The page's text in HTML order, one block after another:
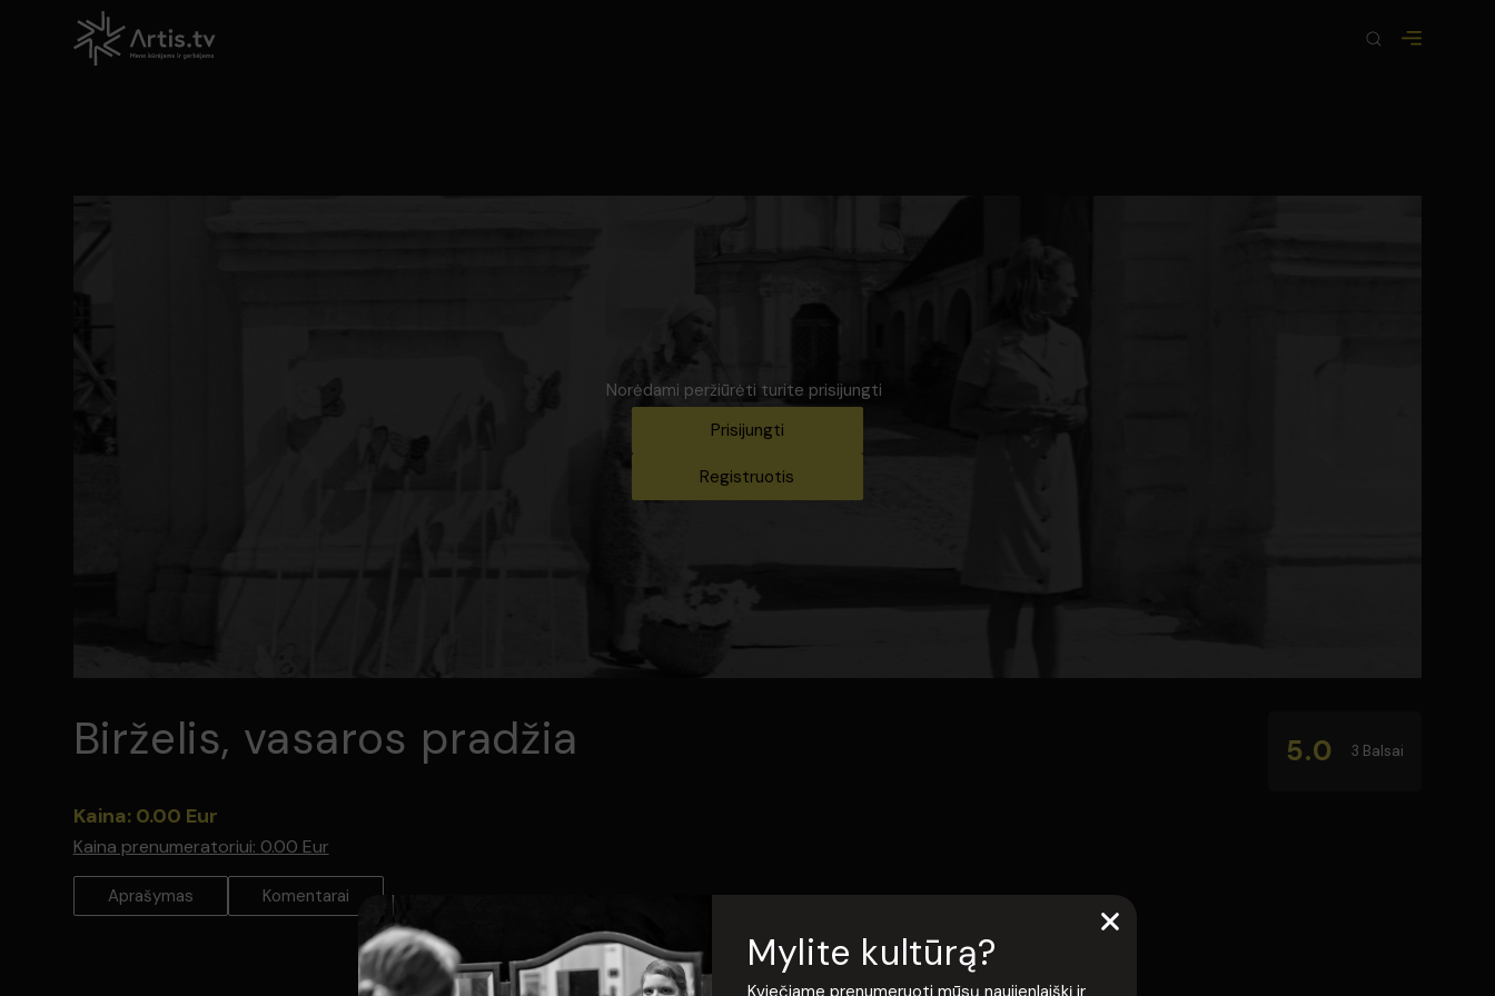
Norėdami peržiūrėti turite prisijungti
Prisijungti
Registruotis
Birželis, vasaros pradžia 5.0 3 Balsai
Kaina: 0.00 Eur
Kaina prenumeratoriui: 0.00 Eur
Aprašymas
Komentarai
Raimondo Vabalo “Birželis, vasaros pradžia“ (1970) – vienas reikšmingiausių ir originaliausių 7-ojo deš. filmų įtaigiai
atspindintis dešimtmečio pabaigos nuotaikas, su „atlydžio” epocha susijusių vilčių žlugimą.Mylite kultūrą?
Kviečiame prenumeruoti mūsų naujienlaiškį ir